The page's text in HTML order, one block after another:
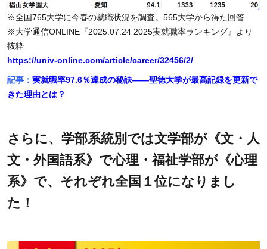
※全国765大学に今春の就職状況を調査。565大学から得た回答
※大学通信ONLINE『2025.07.24 2025実就職率ランキング』より
抜粋
https://univ-online.com/article/career/32456/2/
記事： 実就職率97.6％達成の秘訣――聖徳大学が最高記録を更新で
きた理由とは？
さらに、学部系統別では文学部が《文・人
文・外国語系》で心理・福祉学部が《心理
系》で、それぞれ全国１位になりまし
た！